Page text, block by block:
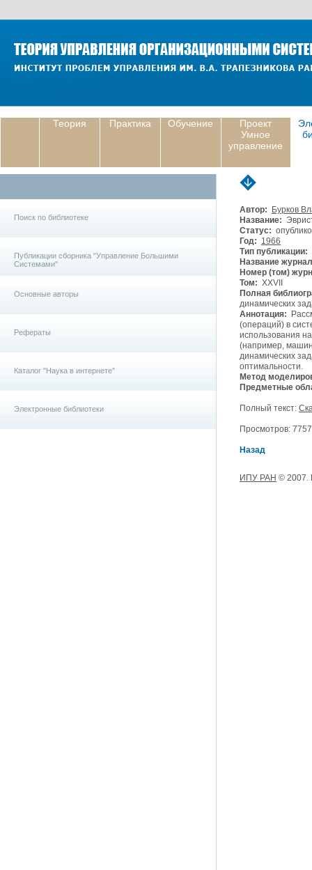
Теория Практика Обучение
Проект
Умное
управление
Поиск по библиотеке
Публикации сборника "Управление Большими
Системами"
Основные авторы
Рефераты
Каталог "Наука в интернете"
Электронные библиотеки
Автор:
Бурков
Название:
Статус:
Год: 1966
Тип публикации:
Название
Номер (том)
Том: XXVII
Полная
динамических
Аннотация:
(операций) в
использования
(например,
динамических
оптимальности.
Метод
Предметные
Полный текст:
Просмотров:
Назад
ИПУ РАН © 2007.